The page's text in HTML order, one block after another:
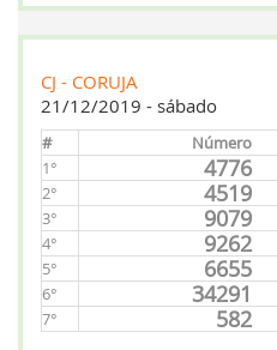
CJ - CORUJA
21/12/2019 - sábado
# Número
1°
4776
2°
4519
3°
9079
4°
9262
5°
6655
6°
34291
7°
582